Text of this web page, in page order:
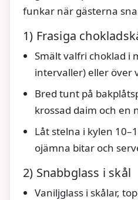
funkar när gästerna
1) Frasiga
Smält valfri choklad i
intervaller) eller över
Bred tunt på
krossad daim och en
Låt stelna i kylen
ojämna bitar och
2) Snabbglass i skål
Vaniljglass i skålar,